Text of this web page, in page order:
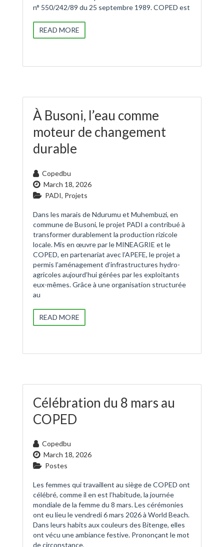
n° 550/242/89 du 25 septembre 1989. COPED est
READ MORE
À Busoni, l’eau comme
moteur de changement
durable
Copedbu
March 18, 2026
PADI, Projets
Dans les marais de Ndurumu et Muhembuzi, en
commune de Busoni, le projet PADI a contribué à
transformer durablement la production rizicole
locale. Mis en œuvre par le MINEAGRIE et le
COPED, en partenariat avec l’APEFE, le projet a
permis l’aménagement d’infrastructures hydro-
agricoles aujourd’hui gérées par les exploitants
eux-mêmes. Grâce à une organisation structurée
au
READ MORE
Célébration du 8 mars au
COPED
Copedbu
March 18, 2026
Postes
Les femmes qui travaillent au siège de COPED ont
célébré, comme il en est l’habitude, la journée
mondiale de la femme du 8 mars. Les cérémonies
ont eu lieu le vendredi 6 mars 2026 à World Beach.
Dans leurs habits aux couleurs des Bitenge, elles
ont vécu une ambiance festive. Prononçant le mot
de circonstance,